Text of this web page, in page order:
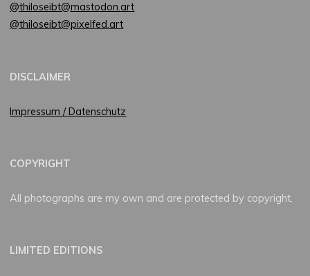
@thiloseibt@mastodon.art
@thiloseibt@pixelfed.art
DISCLAIMER
Impressum / Datenschutz
COPYRIGHT
All photographs are my own and are protected by copyright.
LIMITED EDITIONS